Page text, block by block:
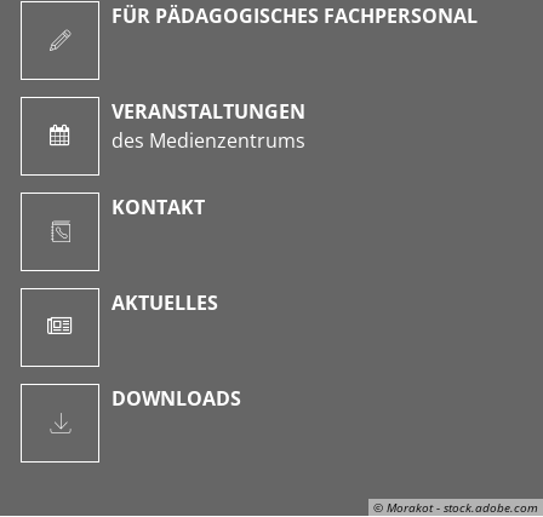
© Morakot - stock.adobe.com
FÜR PÄDAGOGISCHES FACHPERSONAL
VERANSTALTUNGEN
des Medienzentrums
KONTAKT
AKTUELLES
DOWNLOADS